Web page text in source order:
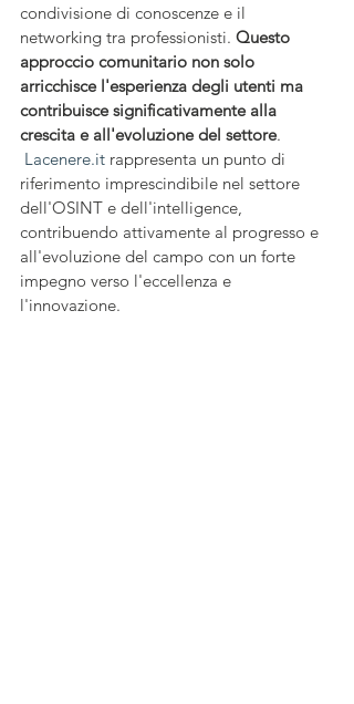
condivisione di conoscenze e il
networking tra professionisti. Questo
approccio comunitario non solo
arricchisce l'esperienza degli utenti ma
contribuisce significativamente alla
crescita e all'evoluzione del settore.
Lacenere.it rappresenta un punto di
riferimento imprescindibile nel settore
dell'OSINT e dell'intelligence,
contribuendo attivamente al progresso e
all'evoluzione del campo con un forte
impegno verso l'eccellenza e
l'innovazione.